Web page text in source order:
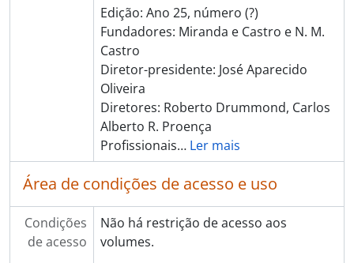
Edição: Ano 25, número (?)
Fundadores: Miranda e Castro e N. M.
Castro
Diretor-presidente: José Aparecido
Oliveira
Diretores: Roberto Drummond, Carlos
Alberto R. Proença
Profissionais… Ler mais
Área de condições de acesso e uso
Condições
de acesso
Não há restrição de acesso aos
volumes.